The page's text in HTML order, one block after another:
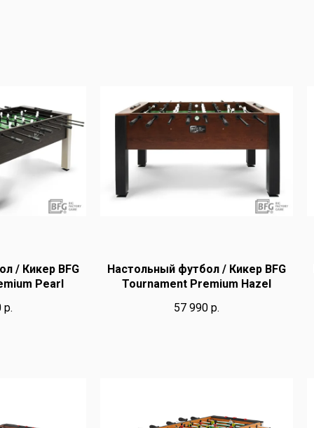
/ Кикер BFG
Pearl
р.
Настольный футбол / Кикер BFG
Tournament Premium Hazel
57 990 р.